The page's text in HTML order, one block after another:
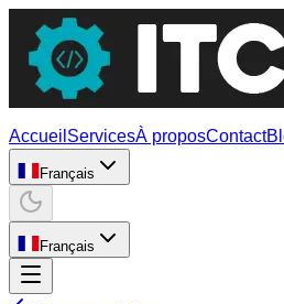
Accueil ServicesÀ proposContact
Français
Français